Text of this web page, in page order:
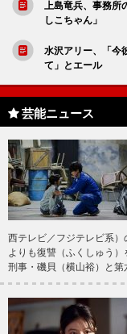
上島竜兵、事務
しこちゃん」
水沢アリー、「今
て」とエール
芸能ニュース
西テレビ／フジテレビ系
よりも復讐（ふくしゅう
刑事・磯貝（横山裕）と